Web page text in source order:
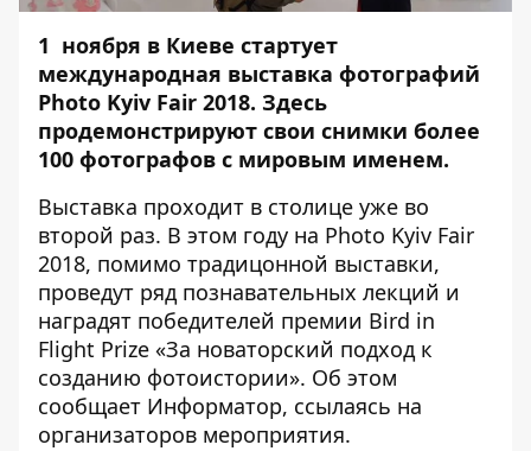
1 ноября в Киеве стартует
международная выставка фотографий
Photo Kyiv Fair 2018. Здесь
продемонстрируют свои снимки более
100 фотографов с мировым именем.
Выставка проходит в столице уже во
второй раз. В этом году на Photo Kyiv Fair
2018, помимо традицонной выставки,
проведут ряд познавательных лекций и
наградят победителей премии Bird in
Flight Prize «За новаторский подход к
созданию фотоистории». Об этом
сообщает Информатор, ссылаясь на
организаторов мероприятия.